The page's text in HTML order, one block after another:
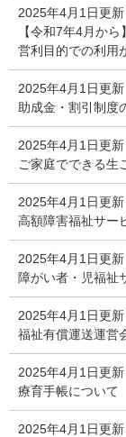
2025年4月1日更新
【令和7年4月か
営利目的での利用
2025年4月1日更新
助成金・割引制度
2025年4月1日更新
ご家庭でできる生
2025年4月1日更新
高額障害福祉サー
2025年4月1日更新
障がい者・児福祉
2025年4月1日更新
福祉有償運送運営
2025年4月1日更新
療育手帳について
2025年4月1日更新